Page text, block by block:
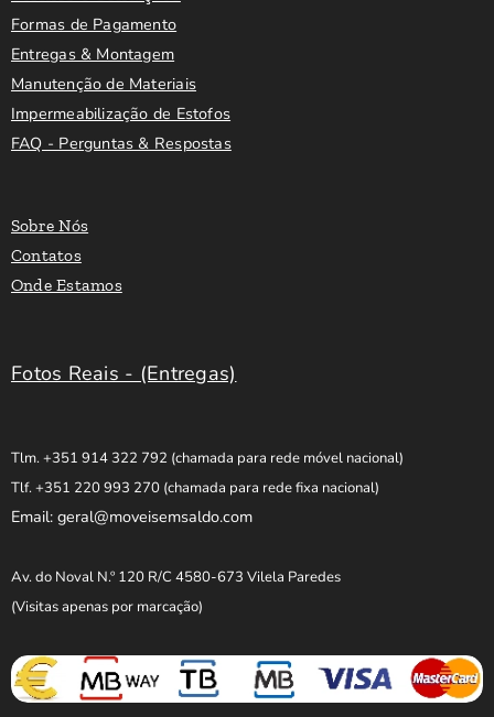
Formas de Pagamento
Entregas & Montagem
Manutenção de Materiais
Impermeabilização de Estofos
FAQ - Perguntas & Respostas
Sobre Nós
Contatos
Onde Estamos
Fotos Reais - (Entregas)
Tlm. +351 914 322 792 (chamada para rede móvel nacional)
Tlf. +351 220 993 270 (chamada para rede fixa nacional)
Email: geral@moveisemsaldo.com
Av. do Noval N.º 120 R/C 4580-673 Vilela Paredes
(Visitas apenas por marcação)